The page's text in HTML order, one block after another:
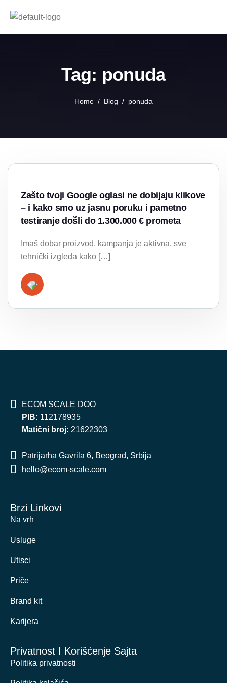
Tag: ponuda
Home Blog ponuda
Zašto tvoji Google oglasi ne dobijaju klikove
– i kako smo uz jasnu poruku i pametno
testiranje došli do 1.300.000 € prometa
Imaš dobar proizvod, kampanja je aktivna, sve
tehnički izgleda kako […]
ECOM SCALE DOO
PIB: 112178935
Matični broj: 21622303
Patrijarha Gavrila 6, Beograd, Srbija
hello@ecom-scale.com
Brzi Linkovi
Na vrh
Usluge
Utisci
Priče
Brand kit
Karijera
Privatnost I Korišćenje Sajta
Politika privatnosti